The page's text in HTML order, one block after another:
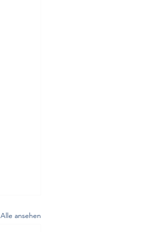
Alle ansehen